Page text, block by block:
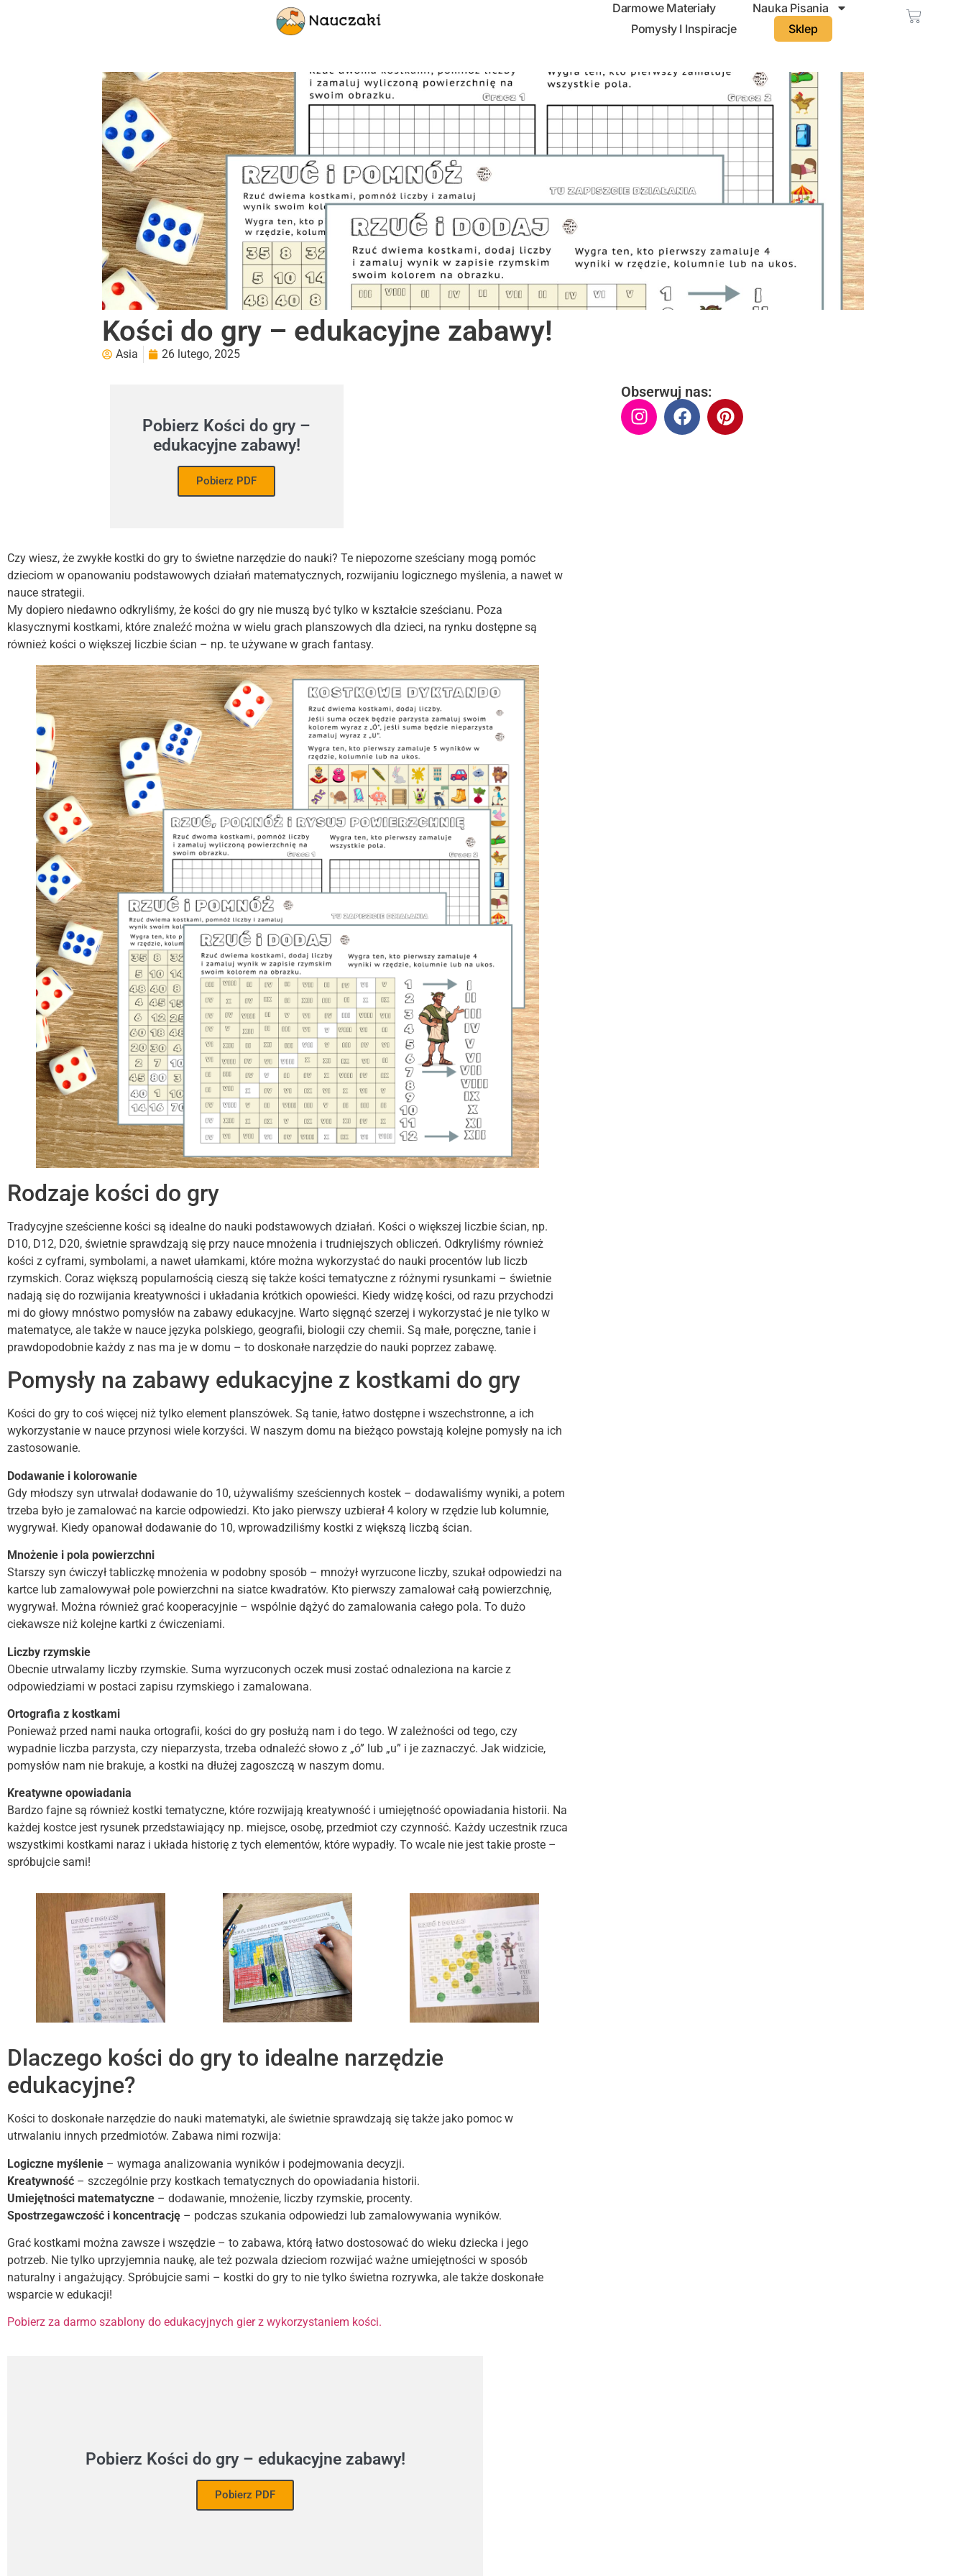
Darmowe Materiały
Nauka Pisania
Pomysły I Inspiracje
Sklep
Kości do gry – edukacyjne zabawy!
Asia 26 lutego, 2025
Pobierz Kości do gry –
edukacyjne zabawy!
Pobierz PDF
Obserwuj nas:
Czy wiesz, że zwykłe kostki do gry to świetne narzędzie do nauki? Te niepozorne sześciany mogą pomóc
dzieciom w opanowaniu podstawowych działań matematycznych, rozwijaniu logicznego myślenia, a nawet w
nauce strategii.
My dopiero niedawno odkryliśmy, że kości do gry nie muszą być tylko w kształcie sześcianu. Poza
klasycznymi kostkami, które znaleźć można w wielu grach planszowych dla dzieci, na rynku dostępne są
również kości o większej liczbie ścian – np. te używane w grach fantasy.
Rodzaje kości do gry
Tradycyjne sześcienne kości są idealne do nauki podstawowych działań. Kości o większej liczbie ścian, np.
D10, D12, D20, świetnie sprawdzają się przy nauce mnożenia i trudniejszych obliczeń. Odkryliśmy również
kości z cyframi, symbolami, a nawet ułamkami, które można wykorzystać do nauki procentów lub liczb
rzymskich. Coraz większą popularnością cieszą się także kości tematyczne z różnymi rysunkami – świetnie
nadają się do rozwijania kreatywności i układania krótkich opowieści. Kiedy widzę kości, od razu przychodzi
mi do głowy mnóstwo pomysłów na zabawy edukacyjne. Warto sięgnąć szerzej i wykorzystać je nie tylko w
matematyce, ale także w nauce języka polskiego, geografii, biologii czy chemii. Są małe, poręczne, tanie i
prawdopodobnie każdy z nas ma je w domu – to doskonałe narzędzie do nauki poprzez zabawę.
Pomysły na zabawy edukacyjne z kostkami do gry
Kości do gry to coś więcej niż tylko element planszówek. Są tanie, łatwo dostępne i wszechstronne, a ich
wykorzystanie w nauce przynosi wiele korzyści. W naszym domu na bieżąco powstają kolejne pomysły na ich
zastosowanie.
Dodawanie i kolorowanie
Gdy młodszy syn utrwalał dodawanie do 10, używaliśmy sześciennych kostek – dodawaliśmy wyniki, a potem
trzeba było je zamalować na karcie odpowiedzi. Kto jako pierwszy uzbierał 4 kolory w rzędzie lub kolumnie,
wygrywał. Kiedy opanował dodawanie do 10, wprowadziliśmy kostki z większą liczbą ścian.
Mnożenie i pola powierzchni
Starszy syn ćwiczył tabliczkę mnożenia w podobny sposób – mnożył wyrzucone liczby, szukał odpowiedzi na
kartce lub zamalowywał pole powierzchni na siatce kwadratów. Kto pierwszy zamalował całą powierzchnię,
wygrywał. Można również grać kooperacyjnie – wspólnie dążyć do zamalowania całego pola. To dużo
ciekawsze niż kolejne kartki z ćwiczeniami.
Liczby rzymskie
Obecnie utrwalamy liczby rzymskie. Suma wyrzuconych oczek musi zostać odnaleziona na karcie z
odpowiedziami w postaci zapisu rzymskiego i zamalowana.
Ortografia z kostkami
Ponieważ przed nami nauka ortografii, kości do gry posłużą nam i do tego. W zależności od tego, czy
wypadnie liczba parzysta, czy nieparzysta, trzeba odnaleźć słowo z „ó” lub „u” i je zaznaczyć. Jak widzicie,
pomysłów nam nie brakuje, a kostki na dłużej zagoszczą w naszym domu.
Kreatywne opowiadania
Bardzo fajne są również kostki tematyczne, które rozwijają kreatywność i umiejętność opowiadania historii. Na
każdej kostce jest rysunek przedstawiający np. miejsce, osobę, przedmiot czy czynność. Każdy uczestnik rzuca
wszystkimi kostkami naraz i układa historię z tych elementów, które wypadły. To wcale nie jest takie proste –
spróbujcie sami!
Dlaczego kości do gry to idealne narzędzie
edukacyjne?
Kości to doskonałe narzędzie do nauki matematyki, ale świetnie sprawdzają się także jako pomoc w
utrwalaniu innych przedmiotów. Zabawa nimi rozwija:
Logiczne myślenie – wymaga analizowania wyników i podejmowania decyzji.
Kreatywność – szczególnie przy kostkach tematycznych do opowiadania historii.
Umiejętności matematyczne – dodawanie, mnożenie, liczby rzymskie, procenty.
Spostrzegawczość i koncentrację – podczas szukania odpowiedzi lub zamalowywania wyników.
Grać kostkami można zawsze i wszędzie – to zabawa, którą łatwo dostosować do wieku dziecka i jego
potrzeb. Nie tylko uprzyjemnia naukę, ale też pozwala dzieciom rozwijać ważne umiejętności w sposób
naturalny i angażujący. Spróbujcie sami – kostki do gry to nie tylko świetna rozrywka, ale także doskonałe
wsparcie w edukacji!
Pobierz za darmo szablony do edukacyjnych gier z wykorzystaniem kości.
Pobierz Kości do gry – edukacyjne zabawy!
Pobierz PDF